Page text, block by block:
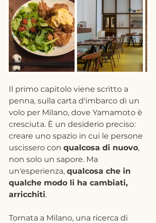
Il primo capitolo viene scritto a
penna, sulla carta d'imbarco di un
volo per Milano, dove Yamamoto è
cresciuta. È un desiderio preciso:
creare uno spazio in cui le persone
uscissero con qualcosa di nuovo,
non solo un sapore. Ma
un'esperienza, qualcosa che in
qualche modo li ha cambiati,
arricchiti.
Tornata a Milano, una ricerca di